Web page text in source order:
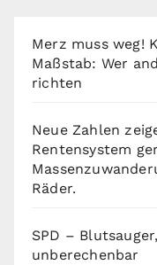
Merz muss weg!
Maßstab: Wer
richten
Neue Zahlen
Rentensystem
Räder.
SPD –
unberechenbar